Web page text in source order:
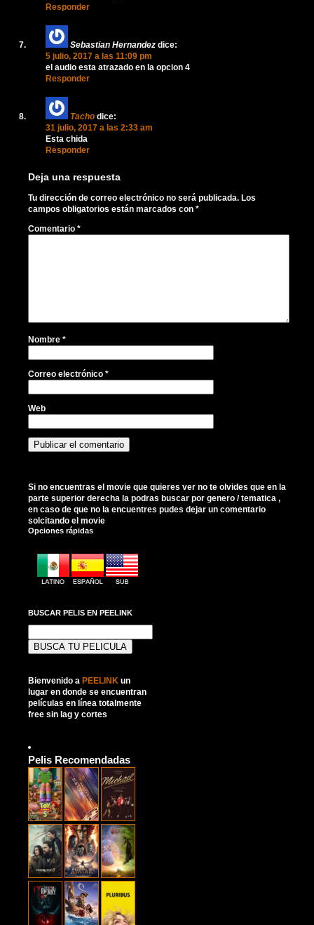
Responder
Sebastian Hernandez dice:
5 julio, 2017 a las 11:09 pm
el audio esta atrazado en la opcion 4
Responder
Tacho dice:
31 julio, 2017 a las 2:33 am
Esta chida
Responder
Deja una respuesta
Tu dirección de correo electrónico no será publicada. Los
campos obligatorios están marcados con *
Comentario *
Nombre *
Correo electrónico *
Web
Si no encuentras el movie que quieres ver no te olvides que en la
parte superior derecha la podras buscar por genero / tematica ,
en caso de que no la encuentres pudes dejar un comentario
solcitando el movie
Opciones rápidas
BUSCAR PELIS EN PEELINK
Bienvenido a PEELINK un
lugar en donde se encuentran
películas en línea totalmente
free sin lag y cortes
Pelis Recomendadas